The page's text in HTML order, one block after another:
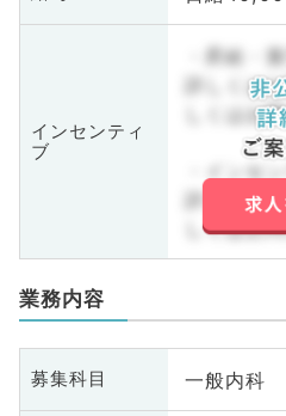
インセンティ
ブ
・昇給・
詳しくは
しくはお
・インセ
詳しくは
しくはお
業務内容
募集科目 一般内科